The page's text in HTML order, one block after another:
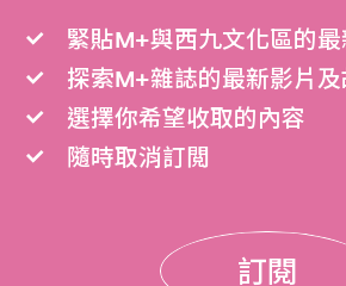
緊貼M+與西九文化區的
探索M+雜誌的最新影片及
選擇你希望收取的內容
隨時取消訂閲
訂閱